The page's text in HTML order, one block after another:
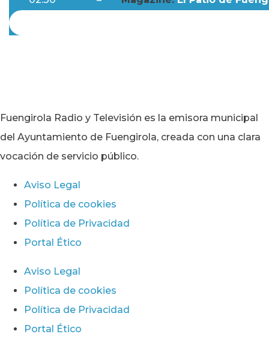
Fuengirola Radio y Televisión es la emisora municipal
del Ayuntamiento de Fuengirola, creada con una clara
vocación de servicio público.
Aviso Legal
Política de cookies
Política de Privacidad
Portal Ético
Aviso Legal
Política de cookies
Política de Privacidad
Portal Ético